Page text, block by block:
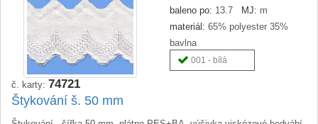
baleno po: 13.7 MJ: m
materiál: 65% polyester 35%
bavlna
001 - bílá
č. karty: 74721
Štykování š. 50 mm